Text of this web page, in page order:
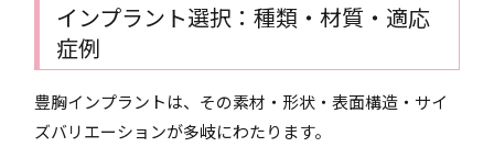
インプラント選択：種類・材質・適応
症例
豊胸インプラントは、その素材・形状・表面構造・サイ
ズバリエーションが多岐にわたります。